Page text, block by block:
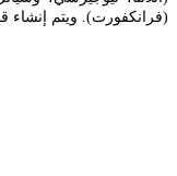
(فرانكفورت). ويتم إنشاء